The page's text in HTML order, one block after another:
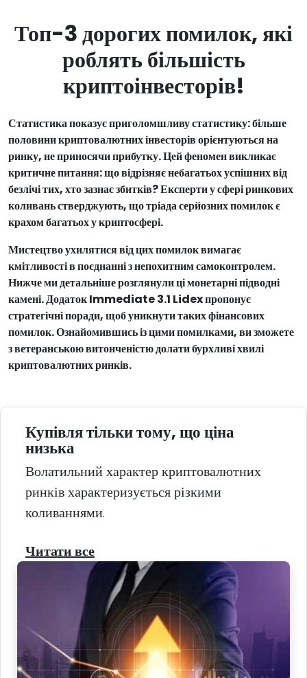
Топ-3 дорогих помилок, які
роблять більшість
криптоінвесторів!
Статистика показує приголомшливу статистику: більше
половини криптовалютних інвесторів орієнтуються на
ринку, не приносячи прибутку. Цей феномен викликає
критичне питання: що відрізняє небагатьох успішних від
безлічі тих, хто зазнає збитків? Експерти у сфері ринкових
коливань стверджують, що тріада серйозних помилок є
крахом багатьох у криптосфері.
Мистецтво ухилятися від цих помилок вимагає
кмітливості в поєднанні з непохитним самоконтролем.
Нижче ми детальніше розглянули ці монетарні підводні
камені. Додаток Immediate 3.1 Lidex пропонує
стратегічні поради, щоб уникнути таких фінансових
помилок. Ознайомившись із цими помилками, ви зможете
з ветеранською витонченістю долати бурхливі хвилі
криптовалютних ринків.
Купівля тільки тому, що ціна
низька
Волатильний характер криптовалютних
ринків характеризується різкими
коливаннями.
Читати все